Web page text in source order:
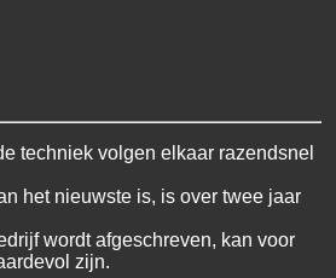
techniek volgen elkaar razendsnel
het nieuwste is, is over twee jaar
wordt afgeschreven, kan voor
zijn.